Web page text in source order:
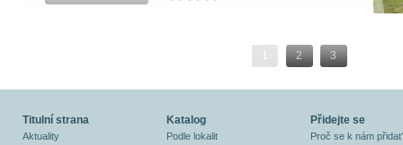
1 2 3
Titulní strana
Aktuality
Katalog
Podle lokalit
Přidejte se
Proč se k nám